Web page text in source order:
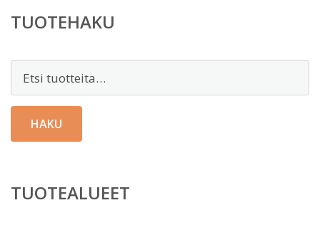
TUOTEHAKU
HAKU
TUOTEALUEET